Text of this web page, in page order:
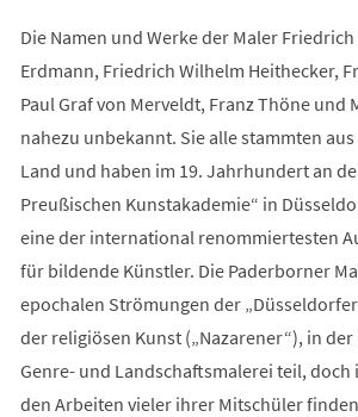
Die Namen und Werke der Maler
Erdmann, Friedrich Wilhelm Heithecker,
Paul Graf von Merveldt, Franz Thöne und
nahezu unbekannt. Sie alle stammten
Land und haben im 19. Jahrhundert an
Preußischen Kunstakademie“ in
eine der international renommiertesten
für bildende Künstler. Die Paderborner
epochalen Strömungen der
der religiösen Kunst („Nazarener“), in
Genre- und Landschaftsmalerei teil, doch
den Arbeiten vieler ihrer Mitschüler